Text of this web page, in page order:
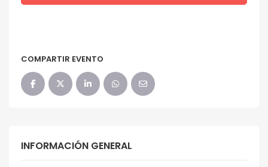
COMPARTIR EVENTO
INFORMACIÓN GENERAL